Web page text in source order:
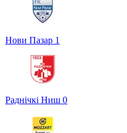
Нови Пазар 1
Раднічкі Ниш 0